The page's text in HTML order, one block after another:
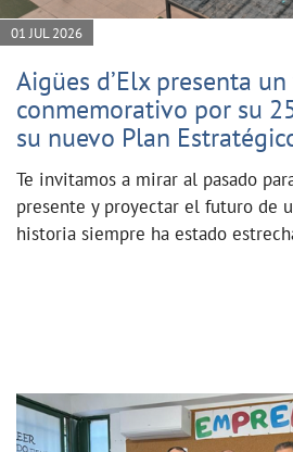
01 JUL 2026
Aigües d’Elx presenta
conmemorativo por su
su nuevo Plan
Te invitamos a mirar al pasado
presente y proyectar el futuro de
historia siempre ha estado